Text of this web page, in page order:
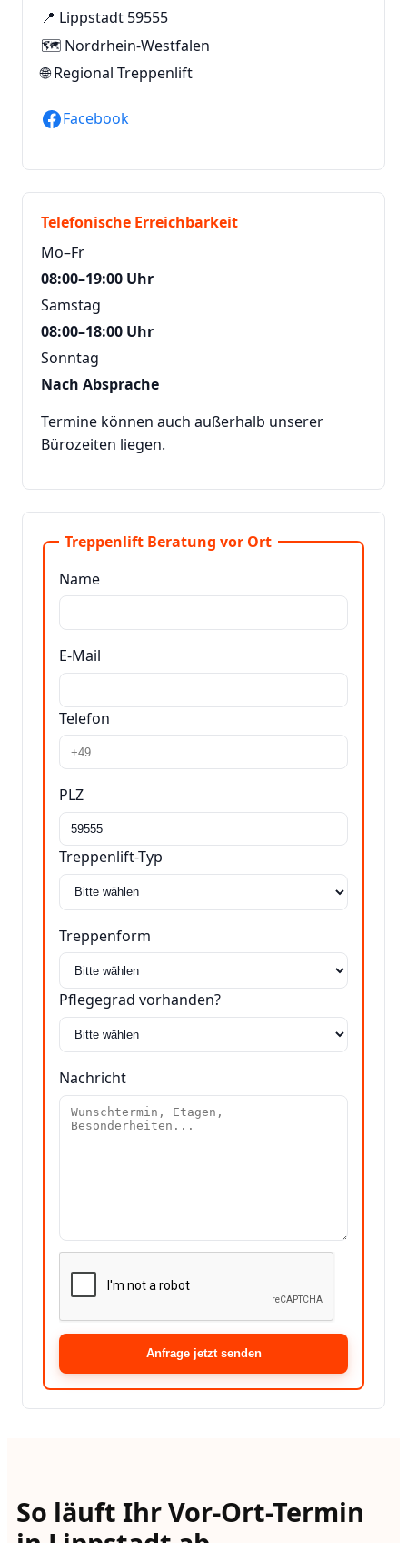
📍 Lippstadt 59555
🗺️ Nordrhein-Westfalen
🌐Regional Treppenlift
Facebook
Telefonische Erreichbarkeit
Mo–Fr
08:00–19:00 Uhr
Samstag
08:00–18:00 Uhr
Sonntag
Nach Absprache
Termine können auch außerhalb unserer
Bürozeiten liegen.
Treppenlift Beratung vor Ort
Name
E-Mail
Telefon
PLZ
Treppenlift-Typ
Treppenform
Pflegegrad vorhanden?
Nachricht
Anfrage jetzt senden
So läuft Ihr Vor-Ort-Termin